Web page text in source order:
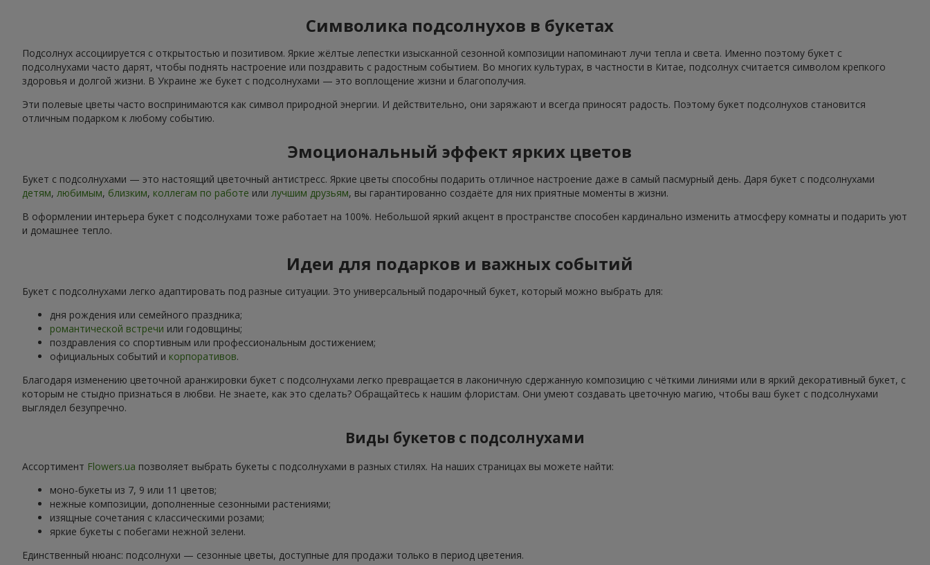
Символика подсолнухов в букетах
Подсолнух ассоциируется с открытостью и позитивом. Яркие жёлтые лепестки изысканной сезонной композиции напоминают лучи тепла и света. Именно поэтому букет с
подсолнухами часто дарят, чтобы поднять настроение или поздравить с радостным событием. Во многих культурах, в частности в Китае, подсолнух считается символом крепкого
здоровья и долгой жизни. В Украине же букет с подсолнухами — это воплощение жизни и благополучия.
Эти полевые цветы часто воспринимаются как символ природной энергии. И действительно, они заряжают и всегда приносят радость. Поэтому букет подсолнухов становится
отличным подарком к любому событию.
Эмоциональный эффект ярких цветов
Букет с подсолнухами — это настоящий цветочный антистресс. Яркие цветы способны подарить отличное настроение даже в самый пасмурный день. Даря букет с подсолнухами
детям, любимым, близким, коллегам по работе или лучшим друзьям, вы гарантированно создаёте для них приятные моменты в жизни.
В оформлении интерьера букет с подсолнухами тоже работает на 100%. Небольшой яркий акцент в пространстве способен кардинально изменить атмосферу комнаты и подарить уют
и домашнее тепло.
Идеи для подарков и важных событий
Букет с подсолнухами легко адаптировать под разные ситуации. Это универсальный подарочный букет, который можно выбрать для:
дня рождения или семейного праздника;
романтической встречи или годовщины;
поздравления со спортивным или профессиональным достижением;
официальных событий и корпоративов.
Благодаря изменению цветочной аранжировки букет с подсолнухами легко превращается в лаконичную сдержанную композицию с чёткими линиями или в яркий декоративный букет, с
которым не стыдно признаться в любви. Не знаете, как это сделать? Обращайтесь к нашим флористам. Они умеют создавать цветочную магию, чтобы ваш букет с подсолнухами
выглядел безупречно.
Виды букетов с подсолнухами
Ассортимент Flowers.ua позволяет выбрать букеты с подсолнухами в разных стилях. На наших страницах вы можете найти:
моно-букеты из 7, 9 или 11 цветов;
нежные композиции, дополненные сезонными растениями;
изящные сочетания с классическими розами;
яркие букеты с побегами нежной зелени.
Единственный нюанс: подсолнухи — сезонные цветы, доступные для продажи только в период цветения.